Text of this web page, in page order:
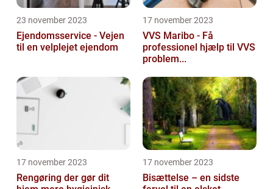
23 november 2023
Ejendomsservice - Vejen
til en velplejet ejendom
17 november 2023
VVS Maribo - Få
professionel hjælp til VVS
problem...
17 november 2023
Rengøring der gør dit
17 november 2023
Bisættelse – en sidste